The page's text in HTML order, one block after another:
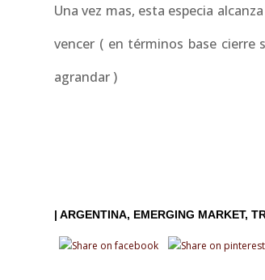
Una vez mas, esta especia
vencer ( en términos base cierre
agrandar )
|ARGENTINA EMERGING MARKET